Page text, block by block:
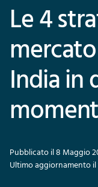
Le 4
India in
Pubblicato il 8 Maggio
Ultimo aggiornamento